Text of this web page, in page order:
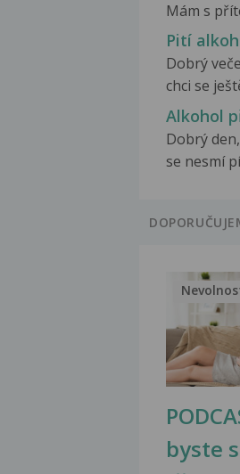
Mám s
Pití
Dobrý
chci se
Alkohol
Dobrý
se nesmí
byste